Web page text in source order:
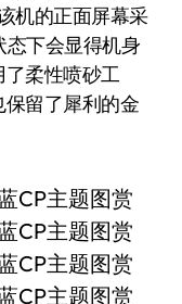
机的正面屏幕采
态下会显得机身
柔性喷砂工
留了犀利的金